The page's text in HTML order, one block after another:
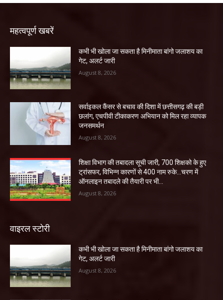
महत्वपूर्ण खबरें
कभी भी खोला जा सकता है मिनीमाता बांगो जलाशय का
गेट, अलर्ट जारी
August 8, 2026
सर्वाइकल कैंसर से बचाव की दिशा में छत्तीसगढ़ की बड़ी
छलांग, एचपीवी टीकाकरण अभियान को मिल रहा व्यापक
जनसमर्थन
August 8, 2026
शिक्षा विभाग की तबादला सूची जारी, 700 शिक्षको के हुए
ट्रांसफर, विभिन्न कारणों से 400 नाम रुके…चरण में
ऑनलाइन तबादले की तैयारी पर भी...
August 8, 2026
वाइरल स्टोरी
कभी भी खोला जा सकता है मिनीमाता बांगो जलाशय का
गेट, अलर्ट जारी
August 8, 2026